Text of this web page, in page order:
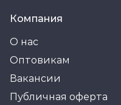
Компания
О нас
Оптовикам
Вакансии
Публичная оферта